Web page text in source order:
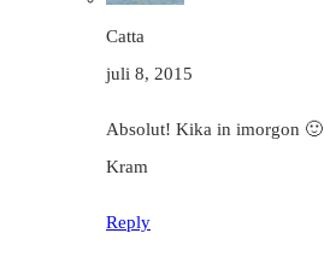
Catta
juli 8, 2015
Absolut! Kika in imorgon 🙂
Kram
Reply